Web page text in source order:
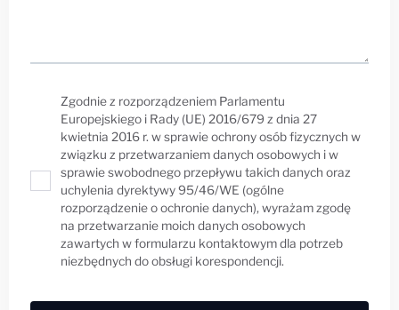
Zgodnie z rozporządzeniem Parlamentu
Europejskiego i Rady (UE) 2016/679 z dnia 27
kwietnia 2016 r. w sprawie ochrony osób fizycznych w
związku z przetwarzaniem danych osobowych i w
sprawie swobodnego przepływu takich danych oraz
uchylenia dyrektywy 95/46/WE (ogólne
rozporządzenie o ochronie danych), wyrażam zgodę
na przetwarzanie moich danych osobowych
zawartych w formularzu kontaktowym dla potrzeb
niezbędnych do obsługi korespondencji.